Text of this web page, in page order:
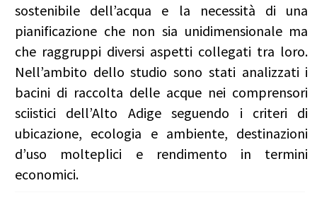
sostenibile dell’acqua e la necessità di una
pianificazione che non sia unidimensionale ma
che raggruppi diversi aspetti collegati tra loro.
Nell’ambito dello studio sono stati analizzati i
bacini di raccolta delle acque nei comprensori
sciistici dell’Alto Adige seguendo i criteri di
ubicazione, ecologia e ambiente, destinazioni
d’uso molteplici e rendimento in termini
economici.